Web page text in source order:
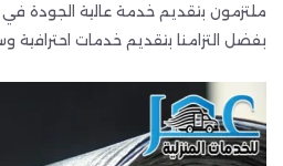
ملتزمون بتقديم خدمة عالية الجودة
بفضل التزامنا بتقديم خدمات احترافية